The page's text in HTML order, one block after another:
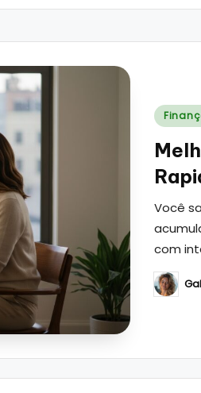
Posted
Você
com
Posted
by